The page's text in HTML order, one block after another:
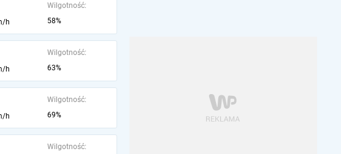
h
Wilgotność:
58%
h
Wilgotność:
63%
h
Wilgotność:
69%
Wilgotność: